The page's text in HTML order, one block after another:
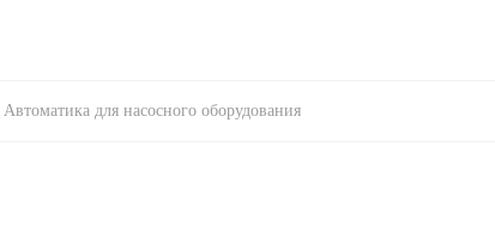
Автоматика для насосного оборудования